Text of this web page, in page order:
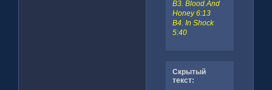
B3. Blood And
Honey 6:13
B4. In Shock
5:40
Скрытый
текст: